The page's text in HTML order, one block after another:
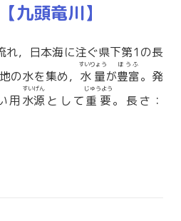
九頭竜川】
れ，日本海に注ぐ県下第1の長
の水を集め， 水量
すいりょう
が豊富
ほうふ
。発
用 水源
すいげん
として重要
じゅうよう
。長さ：